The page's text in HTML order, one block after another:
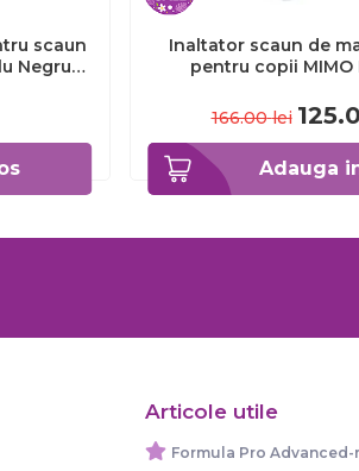
scaun
Negru
Adauga
Inaltator scaun de
pentru copii MIMO
166.00 lei
Articole utile
Formula Pro Advanced-